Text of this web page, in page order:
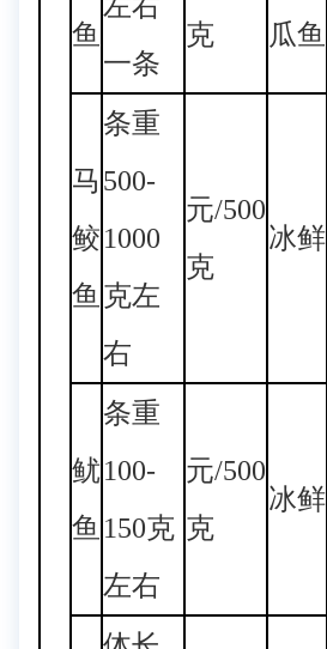
鱼
一条
克
瓜鱼
马
鲛
鱼
条重
500-
1000
克左
右
元/500
克
冰鲜
鱿
鱼
条重
100-
150克
左右
元/500
克
冰鲜